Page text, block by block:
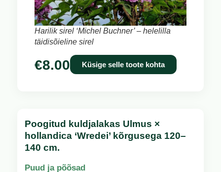
Harilik sirel ‘Michel Buchner’ – helelilla
täidisõieline sirel
€8.00 Küsige selle toote kohta
Poogitud kuldjalakas Ulmus ×
hollandica ‘Wredei’ kõrgusega 120–
140 cm.
Puud ja põõsad